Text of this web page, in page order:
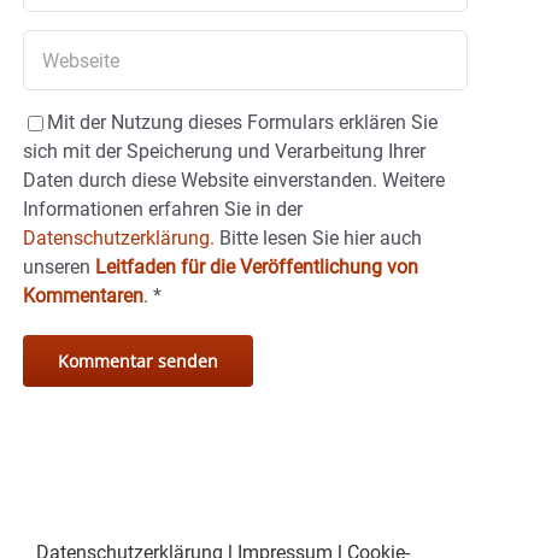
Mit der Nutzung dieses Formulars erklären Sie
sich mit der Speicherung und Verarbeitung Ihrer
Daten durch diese Website einverstanden. Weitere
Informationen erfahren Sie in der
Datenschutzerklärung. Bitte lesen Sie hier auch
unseren Leitfaden für die Veröffentlichung von
Kommentaren. *
Datenschutzerklärung Impressum Cookie-